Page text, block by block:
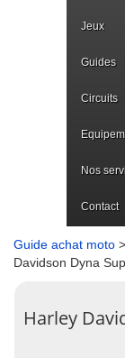
Jeux
Guides
Circuits
Nos
Contact
Guide achat moto >
Davidson Dyna
Harley